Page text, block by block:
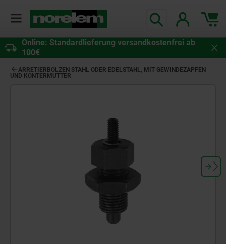
Online: Standardlieferung versandkostenfrei ab
100€
ARRETIERBOLZEN STAHL ODER EDELSTAHL, MIT GEWINDEZAPFEN
UND KONTERMUTTER